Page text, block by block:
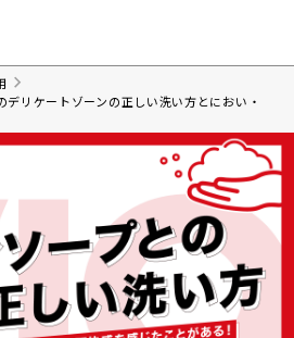
デリケートゾーンの正しい洗い方とにおい・